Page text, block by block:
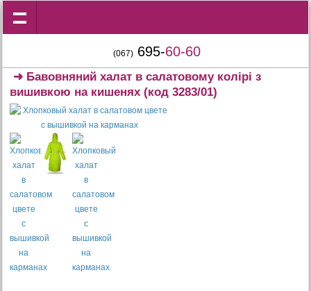
(067) 695-60-60
➜ Бавовняний халат в салатовому колірі з
вишивкою на кишенях (код 3283/01)